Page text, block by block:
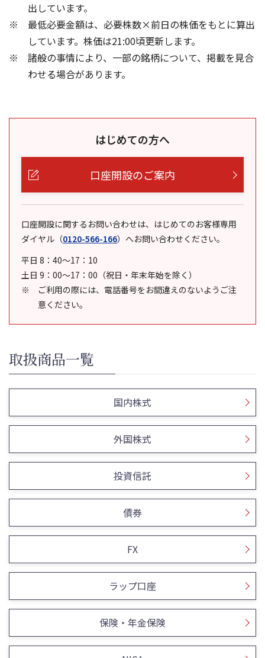
出しています。
最低必要金額は、必要株数×前日の株価をもとに算出
しています。株価は21:00頃更新します。
諸般の事情により、一部の銘柄について、掲載を見合
わせる場合があります。
はじめての方へ
口座開設のご案内
口座開設に関するお問い合わせは、はじめてのお客様専用
ダイヤル （0120-566-166） へお問い合わせください。
平日 8：40～17：10
土日 9：00～17：00（祝日・年末年始を除く）
ご利用の際には、電話番号をお間違えのないようご注
意ください。
取扱商品一覧
国内株式
外国株式
投資信託
債券
FX
ラップ口座
保険・年金保険